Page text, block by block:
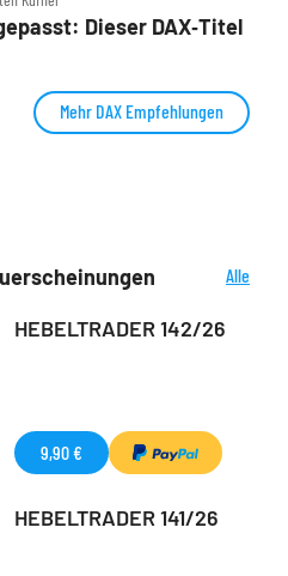
Dieser DAX‑Titel
Mehr DAX Empfehlungen
Alle
HEBELTRADER 142/26
9,90 €
HEBELTRADER 141/26